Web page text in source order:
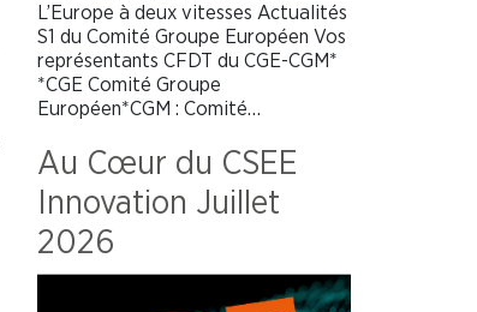
L’Europe à deux vitesses Actualités
S1 du Comité Groupe Européen Vos
représentants CFDT du CGE-CGM*
*CGE Comité Groupe
Européen*CGM : Comité…
Au Cœur du CSEE
Innovation Juillet
2026